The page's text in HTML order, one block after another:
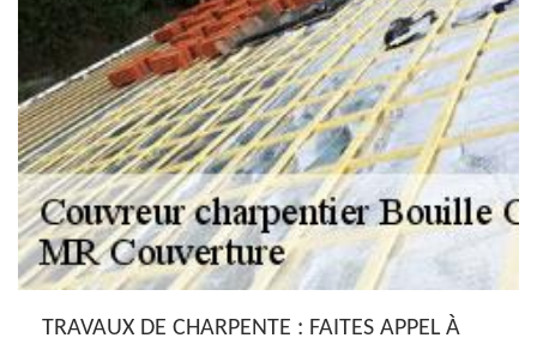
TRAVAUX DE CHARPENTE : FAITES APPEL À